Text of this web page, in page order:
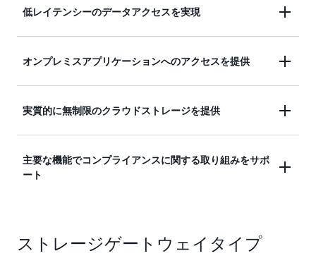
低レイテンシーのデータアクセスを実現
クラウドで AWS の俊敏性、経済性、セキュリティ
す。
オンプレミスアプリケーションへのアクセスを提供
ユーザーとアプリケーションのワークフローを維持
ップされたストレージへのアクセスを提供します。
実質的に無制限のクラウドストレージを提供
新しいストレージハードウェアを導入することな
く、実質的に無制限のクラウドストレージをユーザ
主要な機能でコンプライアンスに関する取り組みをサポ
ート
ストレージなどの主要な機能を使用して、コンプラ
ストレージゲートウェイタイプ